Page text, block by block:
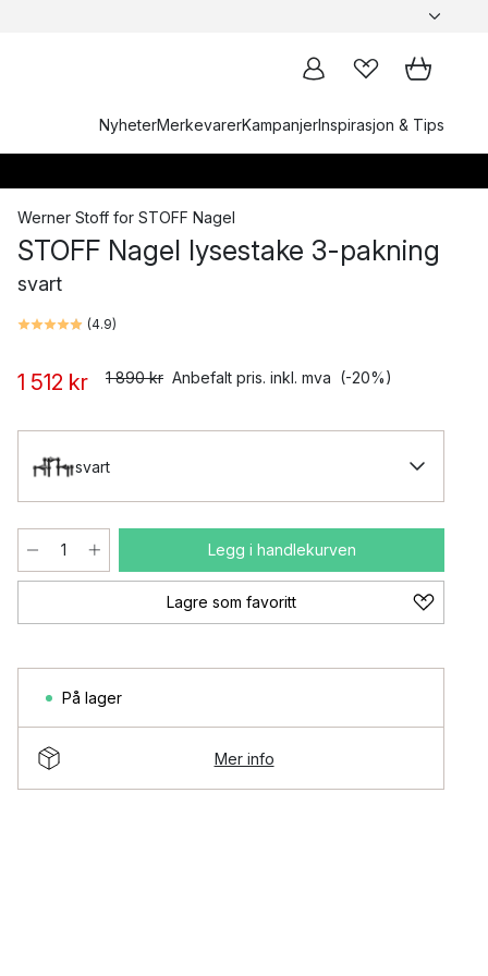
NyheterMerkevarerKampanjerInspirasjon & Tips
Werner Stoff for STOFF Nagel
STOFF Nagel lysestake 3-pakning
svart
(4.9)
1 512 kr 1 890 kr Anbefalt pris. inkl. mva (-20%)
svart
Legg i handlekurven
Lagre som favoritt
På lager
Mer info